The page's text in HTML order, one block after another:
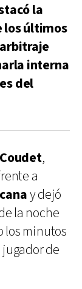
la
los últimos
interna
del
Coudet,
a
y dejó
la noche
los minutos
de